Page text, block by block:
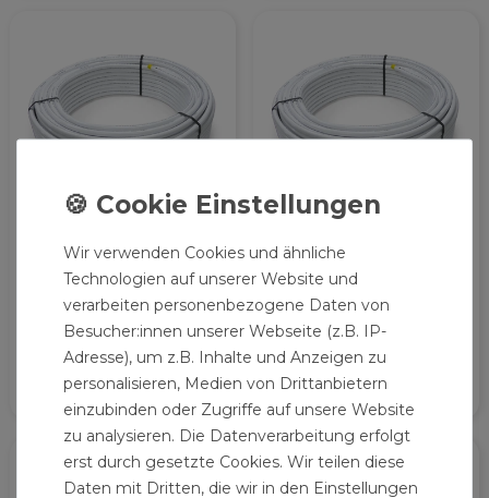
Pipetec
Aluverbundrohr
20x2mm 25m
Mehrschicht-
Verbundrohr
Verbundrohr
58,09 € *
Meter | 2,32 € / Meter
Aluverbundrohr 20x2
mm 50m weiß
Mehrschichtverbundr
ohr
119,79 € *
50 Meter | 2,40 € / Meter
Wir verwenden Cookies und ähnliche
Technologien auf unserer Website und
verarbeiten personenbezogene Daten von
Besucher:innen unserer Webseite (z.B. IP-
Adresse), um z.B. Inhalte und Anzeigen zu
personalisieren, Medien von Drittanbietern
einzubinden oder Zugriffe auf unsere Website
zu analysieren. Die Datenverarbeitung erfolgt
erst durch gesetzte Cookies. Wir teilen diese
Daten mit Dritten, die wir in den Einstellungen